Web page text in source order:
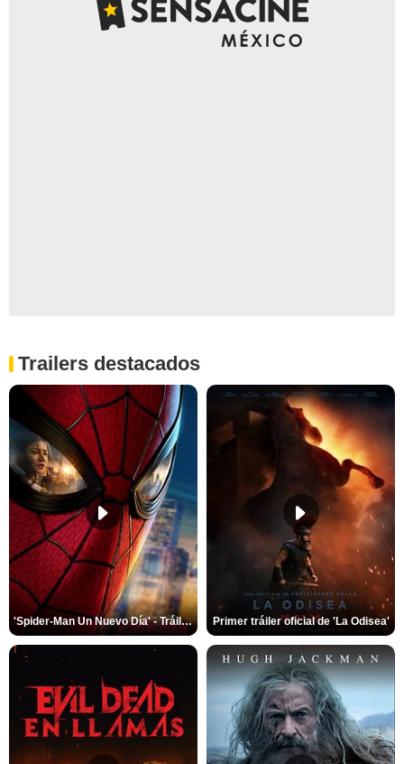
Trailers destacados
'Spider-Man Un Nuevo Día' - Tráiler oficial subtitulado Primer tráiler oficial de 'La Odisea'